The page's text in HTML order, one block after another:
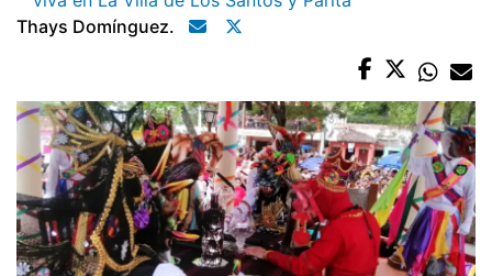
Thays Domínguez.